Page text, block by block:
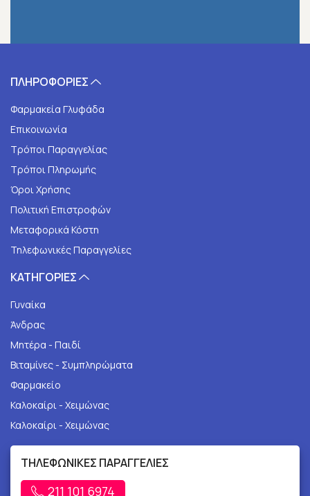
ΠΛΗΡΟΦΟΡΙΕΣ
Φαρμακεία Γλυφάδα
Επικοινωνία
Τρόποι Παραγγελίας
Τρόποι Πληρωμής
Όροι Χρήσης
Πολιτική Επιστροφών
Μεταφορικά Κόστη
Τηλεφωνικές Παραγγελίες
ΚΑΤΗΓΟΡΙΕΣ
Γυναίκα
Άνδρας
Μητέρα - Παιδί
Βιταμίνες - Συμπληρώματα
Φαρμακείο
Καλοκαίρι - Χειμώνας
Καλοκαίρι - Χειμώνας
ΤΗΛΕΦΩΝΙΚΕΣ ΠΑΡΑΓΓΕΛΙΕΣ
211 101 6974